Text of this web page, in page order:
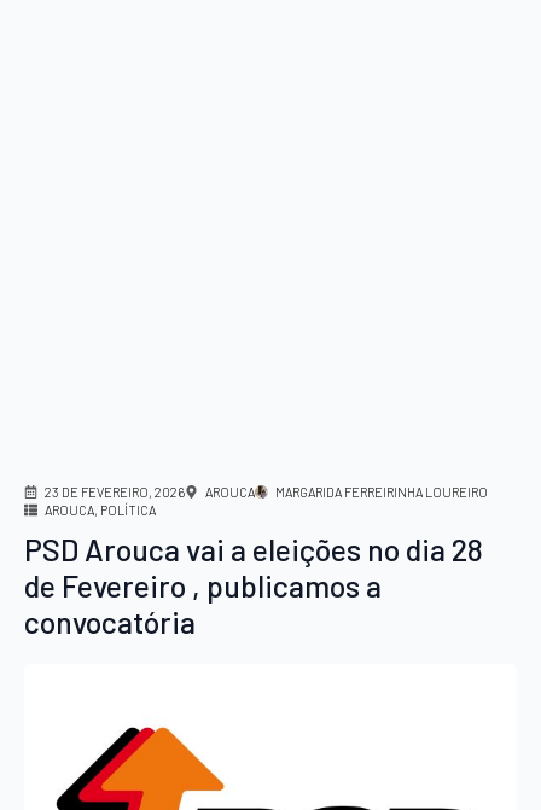
23 DE FEVEREIRO, 2026 AROUCA
MARGARIDA FERREIRINHA LOUREIRO
AROUCA POLÍTICA
PSD Arouca vai a eleições no dia 28
de Fevereiro , publicamos a
convocatória